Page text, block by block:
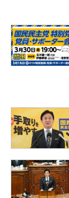
こくみんうさ
参加・サポー
Go!Go!こく
TEAMこくみ
こくみんオン
国民民主党学
二次創作ガイ
プライバシー